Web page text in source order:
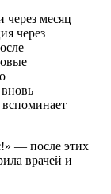
через месяц
через
— после этих
врачей и